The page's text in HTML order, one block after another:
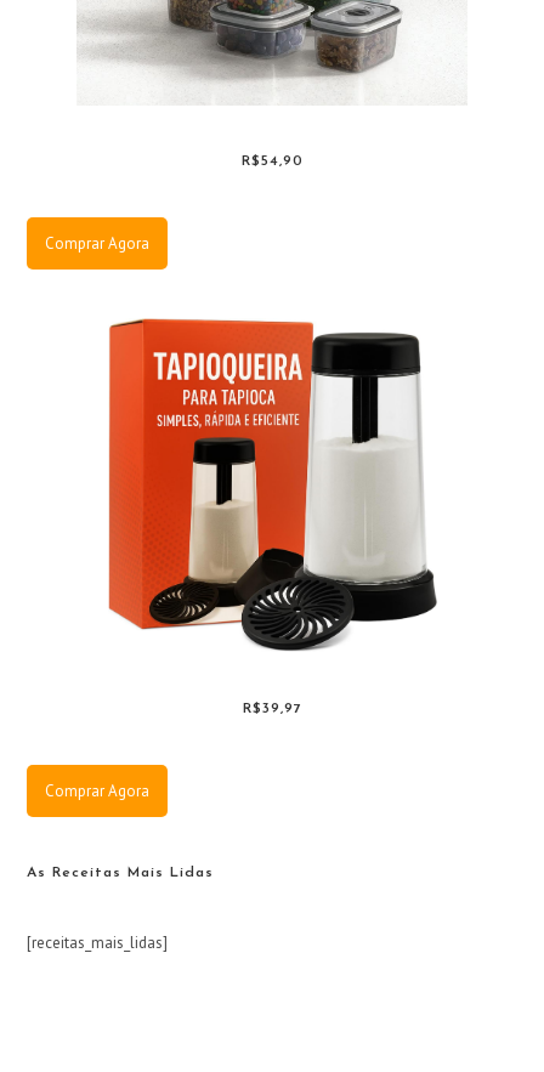
R$54,90
Comprar Agora
R$39,97
Comprar Agora
As Receitas Mais Lidas
[receitas_mais_lidas]